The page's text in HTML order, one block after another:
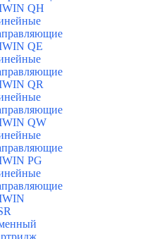
QH
QE
QR
QW
PG